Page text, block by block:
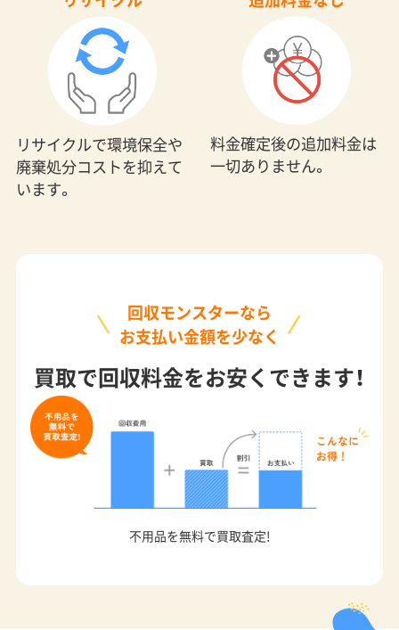
廃棄処分コストを抑えて
います。
一切ありません。
回収モンスターなら
お支払い金額を少なく
不用品を無料で買取査定!
地域No.1の格安
不用品回収のサービス料金